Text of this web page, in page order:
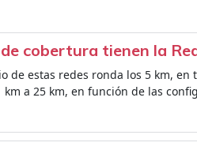
cobertura tienen la
de estas redes ronda los 5 km,
a 25 km, en función de las